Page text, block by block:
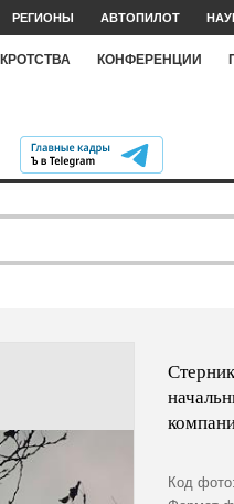
РЕГИОНЫ АВТОПИЛОТ
КОНФЕРЕНЦИИ
Код фото: